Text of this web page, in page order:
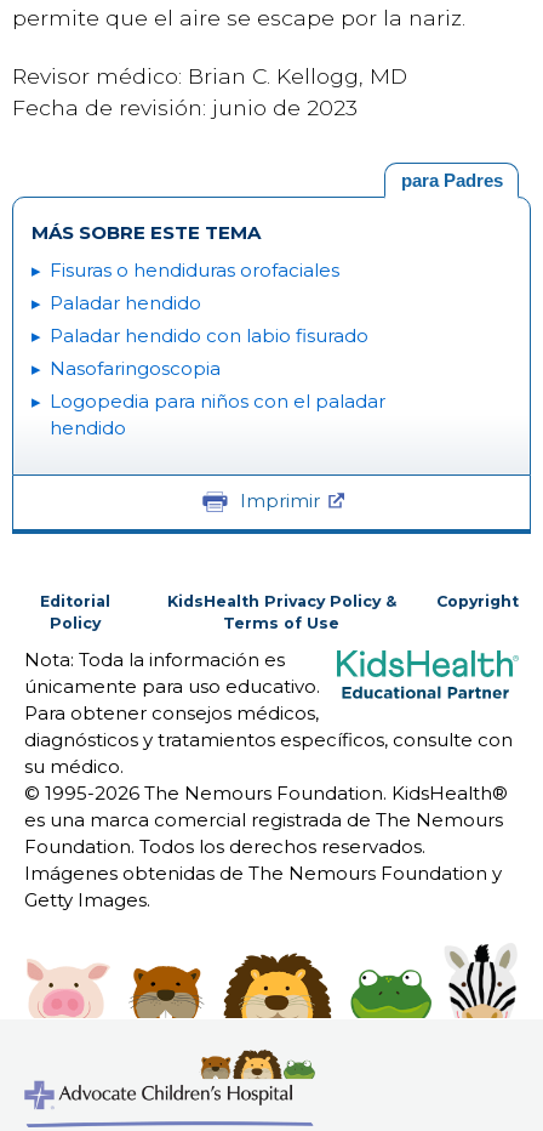
permite que el aire se escape por la nariz.
Revisor médico: Brian C. Kellogg, MD
Fecha de revisión: junio de 2023
para Padres
MÁS SOBRE ESTE TEMA
Fisuras o hendiduras orofaciales
Paladar hendido
Paladar hendido con labio fisurado
Nasofaringoscopia
Logopedia para niños con el paladar
hendido
Imprimir
Editorial
Policy
KidsHealth Privacy Policy &
Terms of Use
Copyright
Nota: Toda la información es
únicamente para uso educativo.
Para obtener consejos médicos,
diagnósticos y tratamientos específicos, consulte con
su médico.
© 1995-2026 The Nemours Foundation. KidsHealth®
es una marca comercial registrada de The Nemours
Foundation. Todos los derechos reservados.
Imágenes obtenidas de The Nemours Foundation y
Getty Images.